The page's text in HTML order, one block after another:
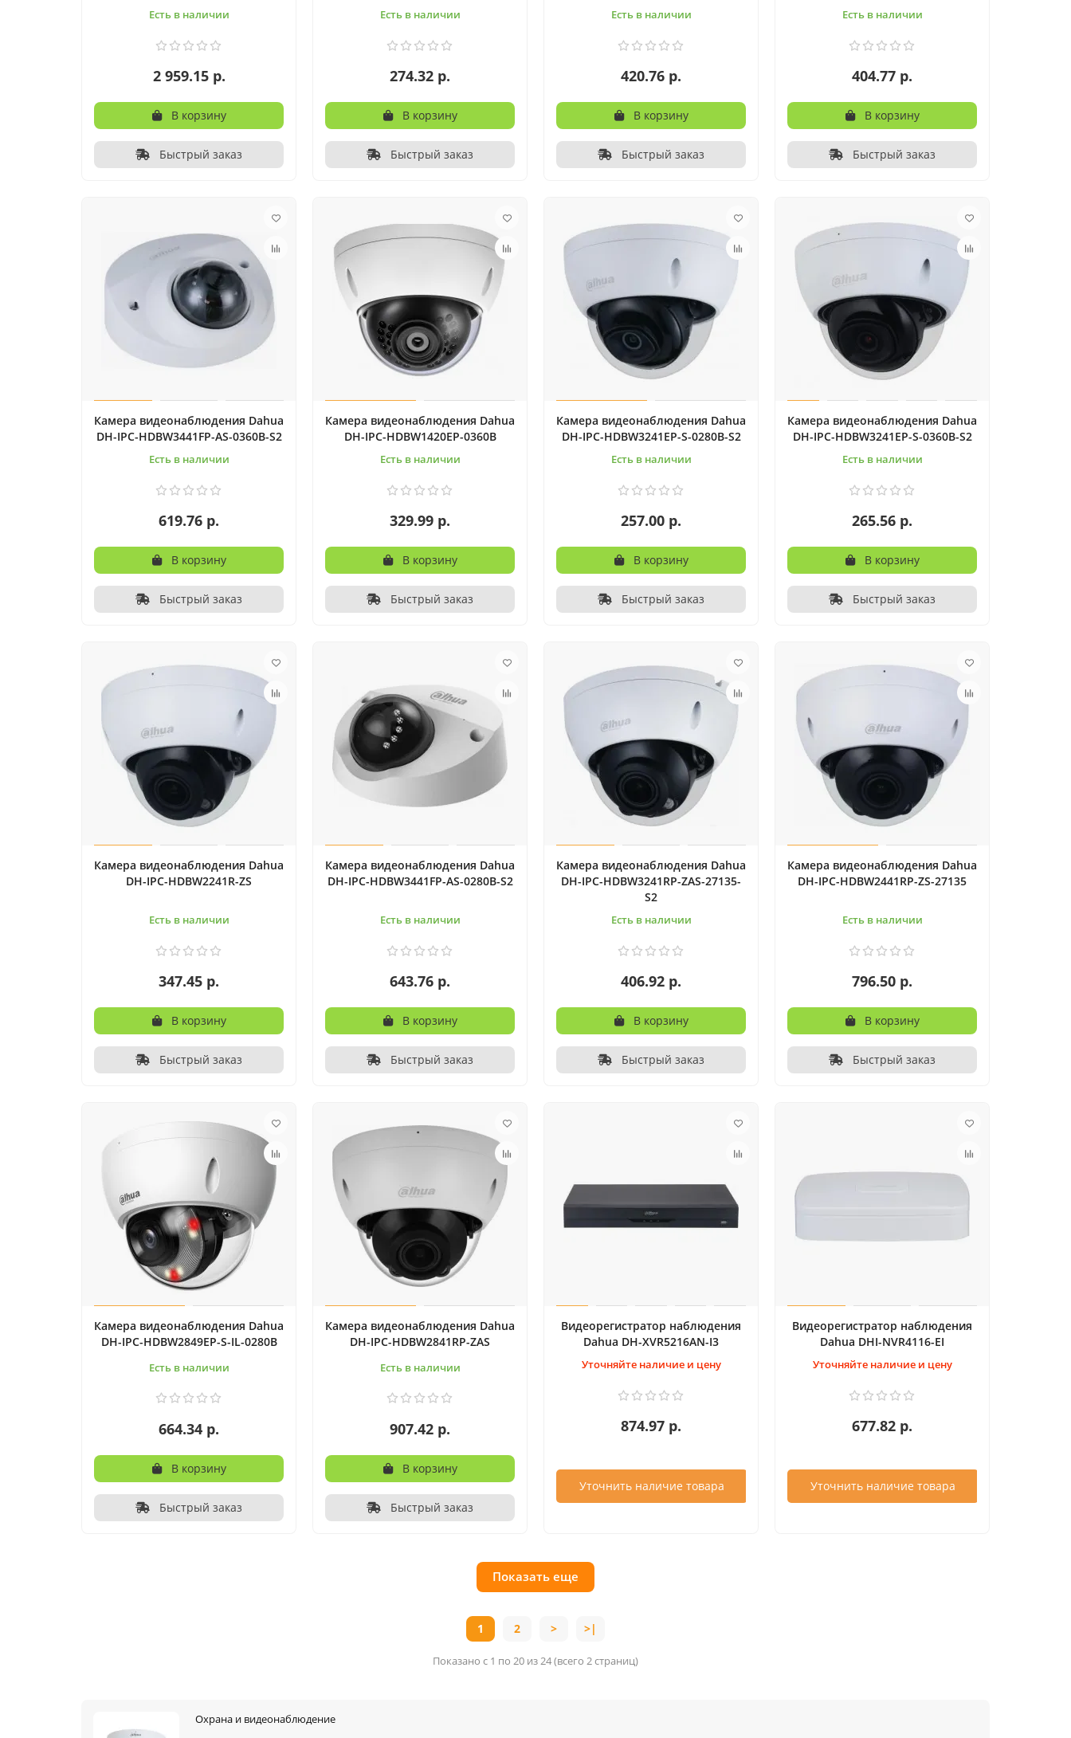
Есть в наличии
2 959.15 р.
В корзину
Быстрый заказ
Есть в наличии
274.32 р.
В корзину
Быстрый заказ
Есть в наличии
420.76 р.
В корзину
Быстрый заказ
Есть в наличии
404.77 р.
В корзину
Быстрый заказ
Камера видеонаблюдения Dahua
DH-IPC-HDBW3441FP-AS-0360B-S2
Есть в наличии
619.76 р.
В корзину
Быстрый заказ
Камера видеонаблюдения Dahua
DH-IPC-HDBW1420EP-0360B
Есть в наличии
329.99 р.
В корзину
Быстрый заказ
Камера видеонаблюдения Dahua
DH-IPC-HDBW3241EP-S-0280B-S2
Есть в наличии
257.00 р.
В корзину
Быстрый заказ
Камера видеонаблюдения Dahua
DH-IPC-HDBW3241EP-S-0360B-S2
Есть в наличии
265.56 р.
В корзину
Быстрый заказ
Камера видеонаблюдения Dahua
DH-IPC-HDBW2241R-ZS
Есть в наличии
347.45 р.
В корзину
Быстрый заказ
Камера видеонаблюдения Dahua
DH-IPC-HDBW3441FP-AS-0280B-S2
Есть в наличии
643.76 р.
В корзину
Быстрый заказ
Камера видеонаблюдения Dahua
DH-IPC-HDBW3241RP-ZAS-27135-
S2
Есть в наличии
406.92 р.
В корзину
Быстрый заказ
Камера видеонаблюдения Dahua
DH-IPC-HDBW2441RP-ZS-27135
Есть в наличии
796.50 р.
В корзину
Быстрый заказ
Камера видеонаблюдения Dahua
DH-IPC-HDBW2849EP-S-IL-0280B
Есть в наличии
664.34 р.
В корзину
Быстрый заказ
Камера видеонаблюдения Dahua
DH-IPC-HDBW2841RP-ZAS
Есть в наличии
907.42 р.
В корзину
Быстрый заказ
Видеорегистратop наблюдения
Dahua DH-XVR5216AN-I3
Уточняйте наличие и цену
874.97 р.
Уточнить наличие товара
Видеорегистратop наблюдения
Dahua DHI-NVR4116-EI
Уточняйте наличие и цену
677.82 р.
Уточнить наличие товара
Показать еще
1 2 > >|
Показано с 1 по 20 из 24 (всего 2 страниц)
Охрана и видеонаблюдение